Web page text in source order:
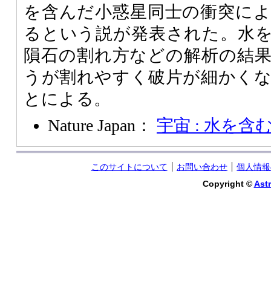
を含んだ小惑星同士の衝突に
るという説が発表された。水
隕石の割れ方などの解析の結
うが割れやすく破片が細かく
とによる。
Nature Japan： 宇宙 : 水を含
このサイトについて お問い合わせ
個人情
Copyright ©